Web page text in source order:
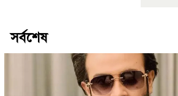
সর্বশেষ